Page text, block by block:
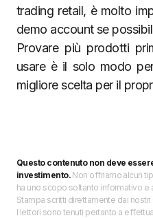
trading retail, è molto
demo account se
Provare più prodotti
usare è il solo modo
migliore scelta per il
Questo contenuto non deve
investimento.Non offriamo alcun
ha uno scopo soltanto informativo e
Stampa scritti direttamente dai nostri
I lettori sono tenuti pertanto a